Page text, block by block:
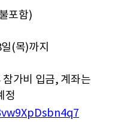
포함)
(목)까지
참가비 입금, 계좌는
정